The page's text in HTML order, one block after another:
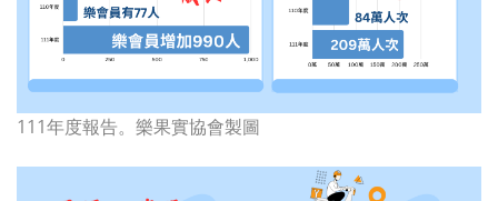
111年度報告。樂果實協會製圖